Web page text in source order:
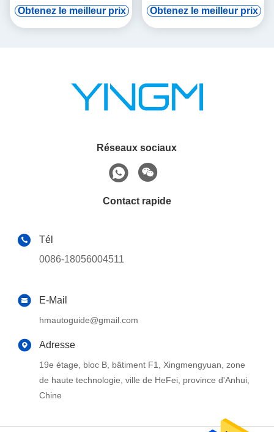
audio tourne-tourne
Obtenez le meilleur prix
de vod numérique et
induction automatique
Obtenez le meilleur prix
Réseaux sociaux
Contact rapide
Tél
0086-18056004511
E-Mail
hmautoguide@gmail.com
Adresse
19e étage, bloc B, bâtiment F1, Xingmengyuan, zone
de haute technologie, ville de HeFei, province d'Anhui,
Chine